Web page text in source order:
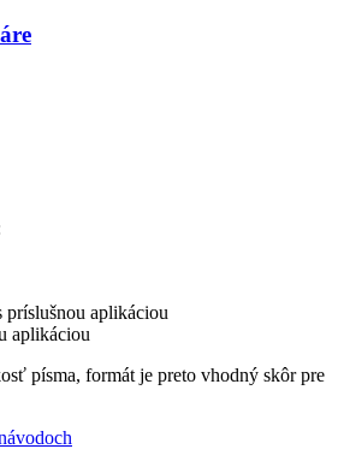
príslušnou aplikáciou
aplikáciou
písma, formát je preto vhodný skôr pre